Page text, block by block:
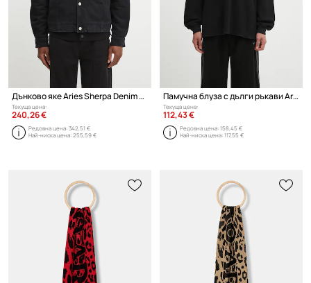
Дънково яке Aries Sherpa Denim Car Coat
Текуща цена:
240,26 €
Редовна цена:342,51 €
Най-ниска цена:255,59 €
Памучна блуза с дълги ръкави Aries Reversible Temple
Текуща цена:
112,43 €
Редовна цена:158,45 €
Най-ниска цена:117,55 €